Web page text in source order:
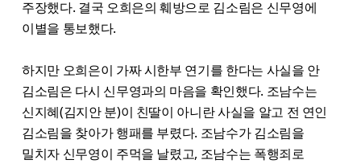
주장했다. 결국 오희은의 훼방으로 김소림은 신무영에
이별을 통보했다.
하지만 오희은이 가짜 시한부 연기를 한다는 사실을 안
김소림은 다시 신무영과의 마음을 확인했다. 조남수는
신지혜(김지안 분)이 친딸이 아니란 사실을 알고 전 연인
김소림을 찾아가 행패를 부렸다. 조남수가 김소림을
밀치자 신무영이 주먹을 날렸고, 조남수는 폭행죄로